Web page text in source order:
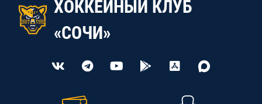
ХОККЕЙНЫЙ КЛУБ
«СОЧИ»